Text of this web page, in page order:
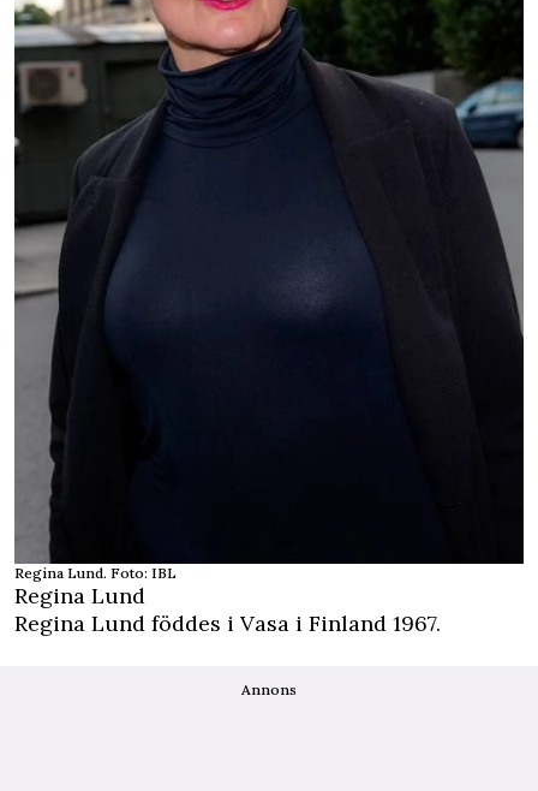
Regina Lund. Foto: IBL
Regina Lund
Regina Lund föddes i Vasa i Finland 1967.
Annons